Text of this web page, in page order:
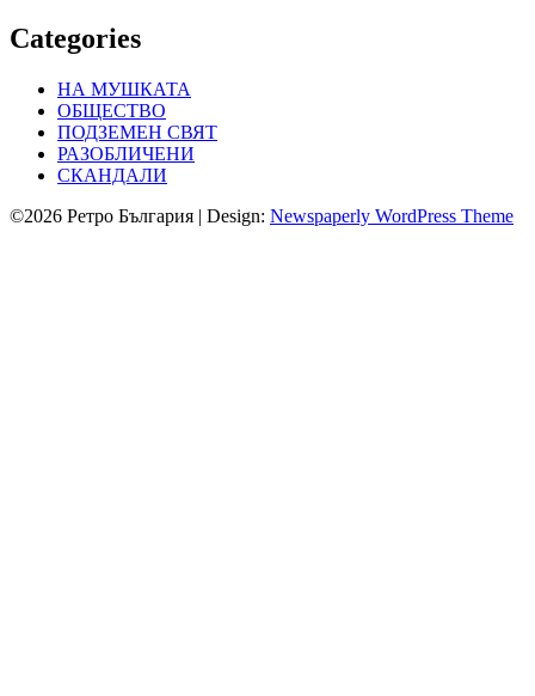
Categories
НА МУШКАТА
ОБЩЕСТВО
ПОДЗЕМЕН СВЯТ
РАЗОБЛИЧЕНИ
СКАНДАЛИ
©2026 Ретро България | Design: Newspaperly WordPress Theme